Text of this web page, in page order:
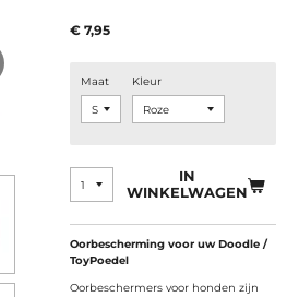
€ 7,95
Maat Kleur
IN
WINKELWAGEN
Oorbescherming voor uw Doodle /
ToyPoedel
Oorbeschermers voor honden zijn